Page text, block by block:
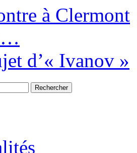
à Clermont
d’« Ivanov »